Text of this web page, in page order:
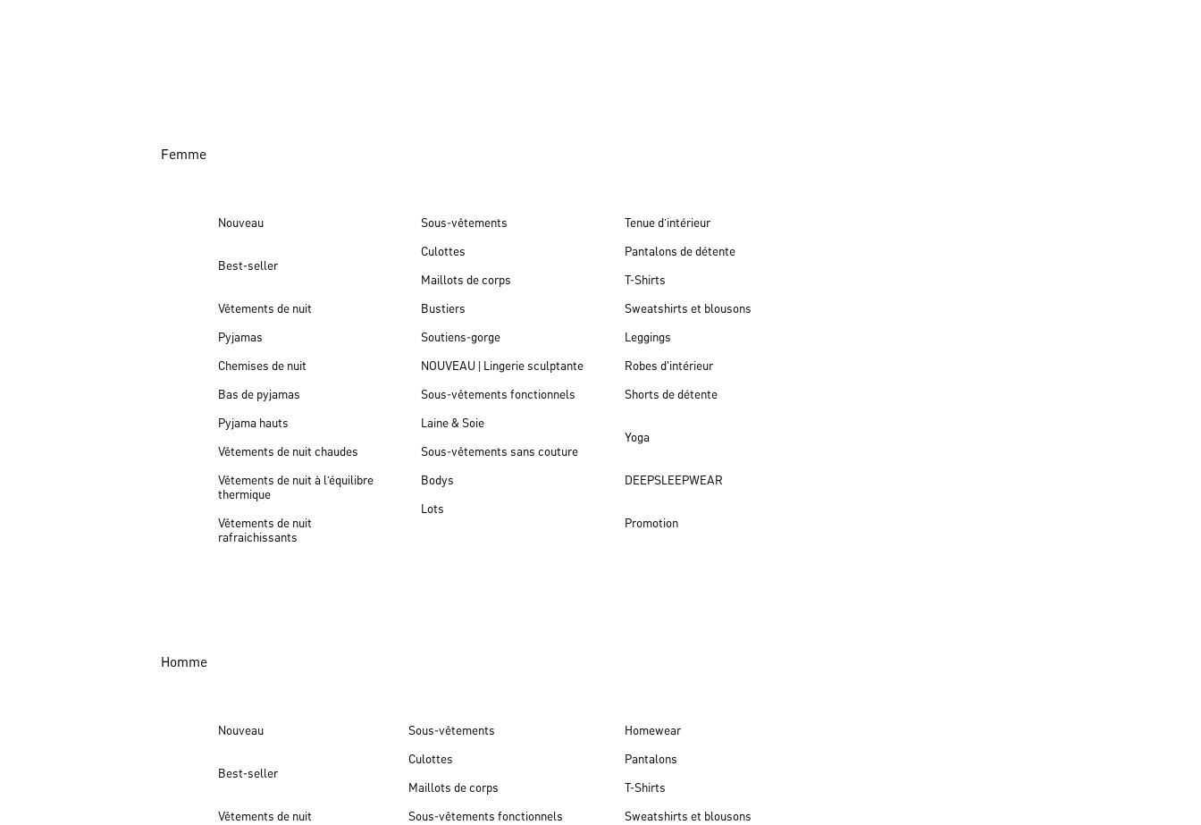
Femme
Nouveau
Best-seller
Vêtements de nuit
Pyjamas
Chemises de nuit
Bas de pyjamas
Pyjama hauts
Vêtements de nuit chaudes
Vêtements de nuit à l’équilibre
thermique
Vêtements de nuit
rafraichissants
Sous-vêtements
Culottes
Maillots de corps
Bustiers
Soutiens-gorge
NOUVEAU | Lingerie sculptante
Sous-vêtements fonctionnels
Laine & Soie
Sous-vêtements sans couture
Bodys
Lots
Tenue d’intérieur
Pantalons de détente
T-Shirts
Sweatshirts et blousons
Leggings
Robes d'intérieur
Shorts de détente
Yoga
DEEPSLEEPWEAR
Promotion
Homme
Nouveau
Best-seller
Vêtements de nuit
Sous-vêtements
Culottes
Maillots de corps
Sous-vêtements fonctionnels
Homewear
Pantalons
T-Shirts
Sweatshirts et blousons